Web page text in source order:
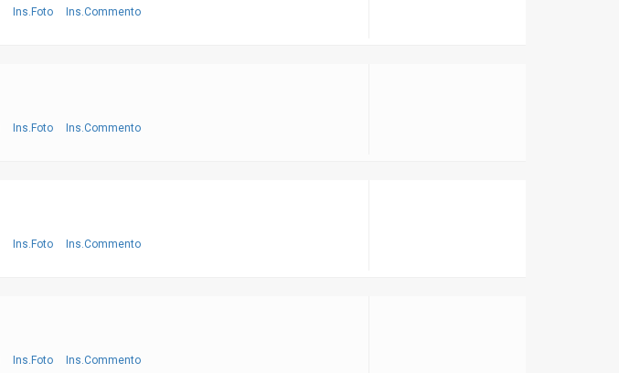
Ins.Foto Ins.Commento
Ins.Foto Ins.Commento
Ins.Foto Ins.Commento
Ins.Foto Ins.Commento